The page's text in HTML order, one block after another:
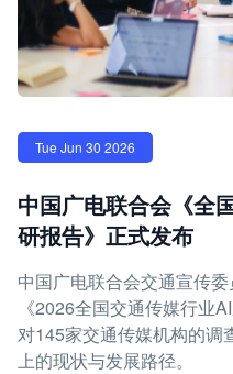
Tue Jun 30 2026
中国广电联合会《全
研报告》正式发布
中国广电联合会交通宣传
《2026全国交通传媒行业
对145家交通传媒机构的调
上的现状与发展路径。